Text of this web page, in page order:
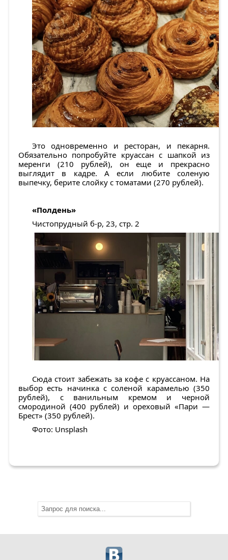
Это одновременно и ресторан, и пекарня.
Обязательно попробуйте круассан с шапкой из
меренги (210 рублей), он еще и прекрасно
выглядит в кадре. А если любите соленую
выпечку, берите слойку с томатами (270 рублей).
«Полдень»
Чистопрудный б-р, 23, стр. 2
Сюда стоит забежать за кофе с круассаном. На
выбор есть начинка с соленой карамелью (350
рублей), с ванильным кремом и черной
смородиной (400 рублей) и ореховый «Пари —
Брест» (350 рублей).
Фото: Unsplash